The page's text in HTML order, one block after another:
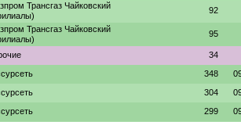
Трансгаз Чайковский
92
Трансгаз Чайковский
95
34
348
304
299